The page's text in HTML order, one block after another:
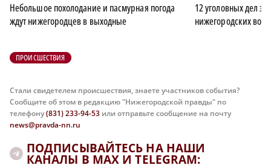
Небольшое похолодание и пасмурная погода
ждут нижегородцев в выходные
12 уголовных дел
нижегородских
ПРОИСШЕСТВИЯ
Стали свидетелем происшествия, знаете участников события?
Сообщите об этом в редакцию "Нижегородской правды" по
телефону(831) 233-94-53 или отправьте сообщение на почту
news@pravda-nn.ru
ПОДПИСЫВАЙТЕСЬ НА НАШИ
КАНАЛЫ В MAX И TELEGRAM: